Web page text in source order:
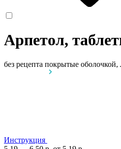
Арпетол,
без рецепта покрытые оболочкой,
Инструкция